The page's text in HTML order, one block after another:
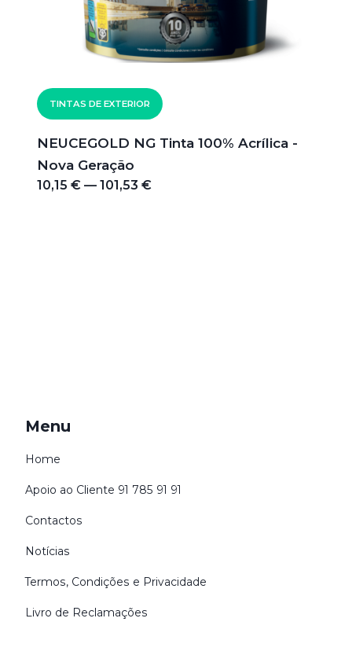
TINTAS DE EXTERIOR
NEUCEGOLD NG Tinta 100% Acrílica -
Nova Geração
10,15 € — 101,53 €
Menu
Home
Apoio ao Cliente 91 785 91 91
Contactos
Notícias
Termos, Condições e Privacidade
Livro de Reclamações